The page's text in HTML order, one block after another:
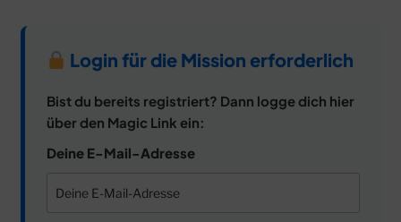
Login für die Mission erforderlich
Bist du bereits registriert? Dann logge dich hier
über den Magic Link ein:
Deine E-Mail-Adresse